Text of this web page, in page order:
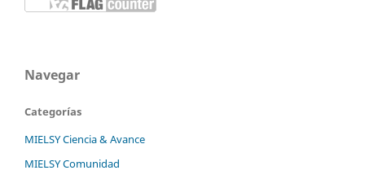
Navegar
Categorías
MIELSY Ciencia & Avance
MIELSY Comunidad